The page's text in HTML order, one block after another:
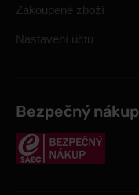
Zakoupené zboží
Nastavení účtu
Bezpečný nákup